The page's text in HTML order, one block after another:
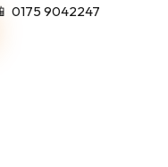
📱 0175 9042247